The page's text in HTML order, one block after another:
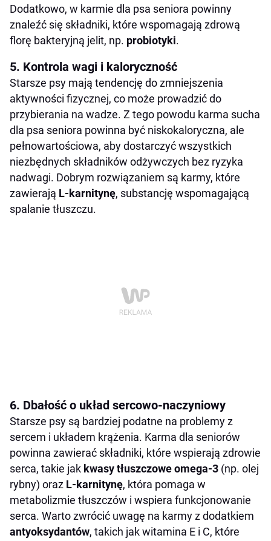
Dodatkowo, w karmie dla psa seniora powinny
znaleźć się składniki, które wspomagają zdrową
florę bakteryjną jelit, np. probiotyki.
5. Kontrola wagi i kaloryczność
Starsze psy mają tendencję do zmniejszenia
aktywności fizycznej, co może prowadzić do
przybierania na wadze. Z tego powodu karma sucha
dla psa seniora powinna być niskokaloryczna, ale
pełnowartościowa, aby dostarczyć wszystkich
niezbędnych składników odżywczych bez ryzyka
nadwagi. Dobrym rozwiązaniem są karmy, które
zawierają L-karnitynę, substancję wspomagającą
spalanie tłuszczu.
6. Dbałość o układ sercowo-naczyniowy
Starsze psy są bardziej podatne na problemy z
sercem i układem krążenia. Karma dla seniorów
powinna zawierać składniki, które wspierają zdrowie
serca, takie jak kwasy tłuszczowe omega-3 (np. olej
rybny) oraz L-karnitynę, która pomaga w
metabolizmie tłuszczów i wspiera funkcjonowanie
serca. Warto zwrócić uwagę na karmy z dodatkiem
antyoksydantów, takich jak witamina E i C, które